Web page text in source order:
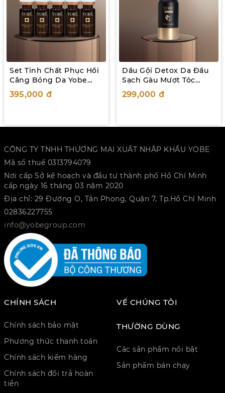
Set Tinh Chất Phục Hồi
Căng Bóng Da Yobe
10mL (5 chai)
395,000 đ
Dầu Gội Detox Da Đầu
Sạch Gàu Mượt Tóc
YOBE Premium
Caffeine Shampoo
299,000 đ
CÔNG TY TNHH THƯƠNG MẠI XUẤT NHẬP KHẨU YOBE
Mã số thuế 0313794079
Nơi cấp Sở kế hoạch và đầu tư thành phố Hồ Chí Minh
cấp ngày 16 tháng 03 năm 2020
Địa chỉ: 29 Đường O, Tân Phong, Quận 7, Tp.Hồ Chí Minh
02836227755
info@yobegroup.com
CHÍNH SÁCH
Chính sách bảo mật
Phương thức thanh toán
Chính sách kiểm hàng
Chính sách đổi trả hoàn
tiền
VỀ CHÚNG TÔI
THƯỜNG DÙNG
Các sản phẩm nổi bật
Sản phẩm bán chạy